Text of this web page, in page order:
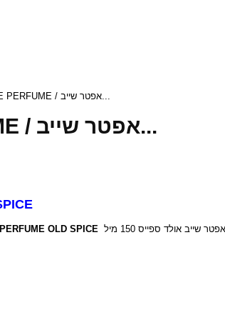
» OLD SPICE PERFUME / אפטר שייב...
OLD SPICE PERFUME / אפטר שייב...
PERFUME OLD SPICE